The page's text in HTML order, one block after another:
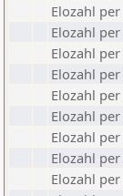
Elozahl
Elozahl
Elozahl
Elozahl
Elozahl
Elozahl
Elozahl
Elozahl per
Elozahl per